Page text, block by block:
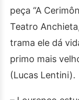
peça “A
Teatro
trama ele dá
primo mais
(Lucas Lentini).